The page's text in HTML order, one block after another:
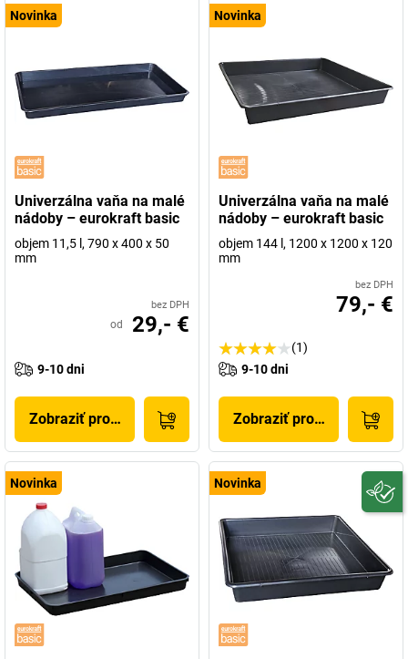
Novinka
Univerzálna vaňa na malé
nádoby – eurokraft basic
objem 11,5 l, 790 x 400 x 50
mm
bez DPH
od 29,- €
9-10 dni
Zobraziť produkt
Novinka
Univerzálna vaňa na malé
nádoby – eurokraft basic
objem 144 l, 1200 x 1200 x 120
mm
bez DPH
79,- €
(1)
9-10 dni
Zobraziť produkt
Novinka Novinka